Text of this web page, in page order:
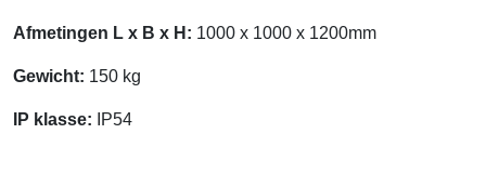
Afmetingen L x B x H: 1000 x 1000 x 1200mm
Gewicht: 150 kg
IP klasse: IP54